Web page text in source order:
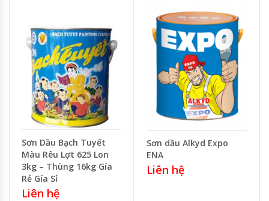
Sơn Dầu Bạch Tuyết
Màu Rêu Lợt 625 Lon
3kg – Thùng 16kg Gía
Rẻ Gía Sỉ
Liên hệ
Sơn dầu Alkyd Expo
ENA
Liên hệ